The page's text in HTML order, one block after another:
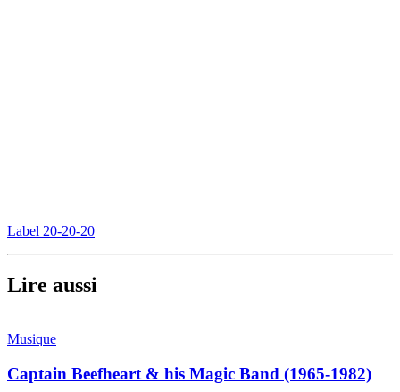
Label 20-20-20
Lire aussi
Musique
Captain Beefheart & his Magic Band (1965-1982)